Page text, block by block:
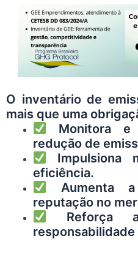
O inventário de
mais que uma
Monitora e
redução de
Impulsiona
eficiência.
Aumenta
reputação no
Reforça
responsabilidade